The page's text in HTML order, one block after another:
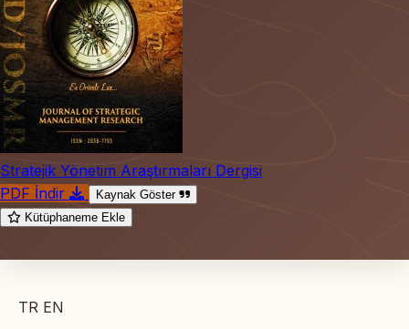
Stratejik Yönetim Araştırmaları Dergisi
PDF İndir
Kaynak Göster
Kütüphaneme Ekle
TR EN